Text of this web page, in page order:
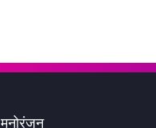
मनोरंजन